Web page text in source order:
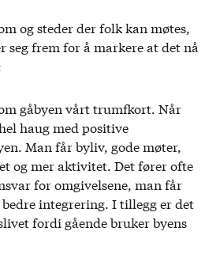
og steder der folk kan møtes,
seg frem for å markere at det nå
gåbyen vårt trumfkort. Når
haug med positive
Man får byliv, gode møter,
og mer aktivitet. Det fører ofte
for omgivelsene, man får
bedre integrering. I tillegg er det
fordi gående bruker byens